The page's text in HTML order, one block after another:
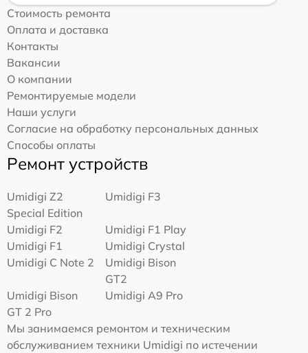
Стоимость ремонта
Оплата и доставка
Контакты
Вакансии
О компании
Ремонтируемые модели
Наши услуги
Согласие на обработку персональных данных
Способы оплаты
Ремонт устройств
Umidigi Z2
Special Edition
Umidigi F3
Umidigi F2
Umidigi F1 Play
Umidigi F1
Umidigi Crystal
Umidigi C Note 2
Umidigi Bison
GT2
Umidigi Bison
GT 2 Pro
Umidigi A9 Pro
Мы занимаемся ремонтом и техническим
обслуживанием техники Umidigi по истечении